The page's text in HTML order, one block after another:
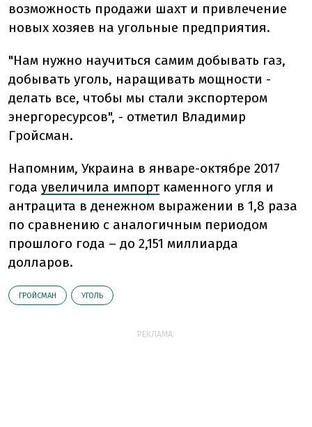
возможность продажи шахт и привлечение
новых хозяев на угольные предприятия.
"Нам нужно научиться самим добывать газ,
добывать уголь, наращивать мощности -
делать все, чтобы мы стали экспортером
энергоресурсов", - отметил Владимир
Гройсман.
Напомним, Украина в январе-октябре 2017
года увеличила импорткаменного угля и
антрацита в денежном выражении в 1,8 раза
по сравнению с аналогичным периодом
прошлого года – до 2,151 миллиарда
долларов.
ГРОЙСМАН УГОЛЬ
РЕКЛАМА: